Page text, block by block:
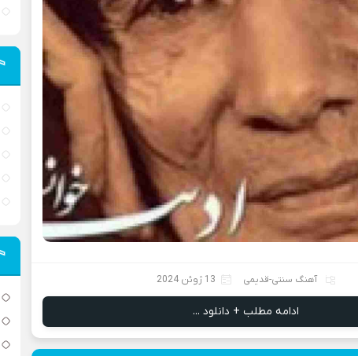
آهنگ سنتی-قدیمی 13 ژوئن 2024
ادامه مطلب + دانلود ...